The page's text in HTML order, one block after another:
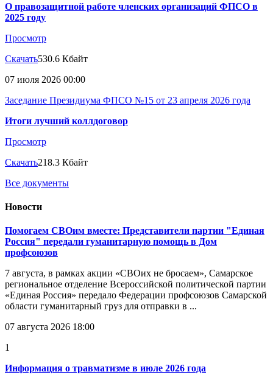
О правозащитной работе членских организаций ФПСО в
2025 году
Просмотр
Скачать530.6 Кбайт
07 июля 2026 00:00
Заседание Президиума ФПСО №15 от 23 апреля 2026 года
Итоги лучший коллдоговор
Просмотр
Скачать218.3 Кбайт
Все документы
Новости
Помогаем СВОим вместе: Представители партии "Единая
Россия" передали гуманитарную помощь в Дом
профсоюзов
7 августа, в рамках акции «СВОих не бросаем», Самарское
региональное отделение Всероссийской политической партии
«Единая Россия» передало Федерации профсоюзов Самарской
области гуманитарный груз для отправки в ...
07 августа 2026 18:00
1
Информация о травматизме в июле 2026 года